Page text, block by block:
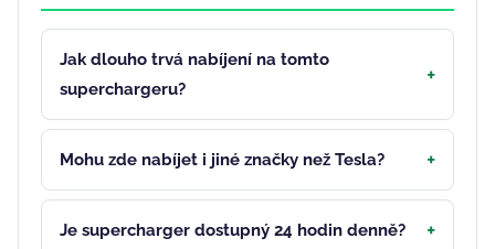
Jak dlouho trvá nabíjení na tomto
superchargeru?
Mohu zde nabíjet i jiné značky než Tesla?
Je supercharger dostupný 24 hodin denně?